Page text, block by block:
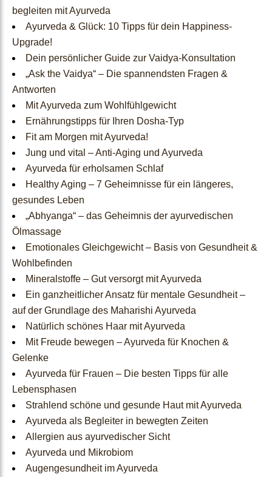
Us
About Us
Unsere Reise
Qualität
Ökologisches
Verständnis
Dosha-Test
Lifestyle
Was Ist Ayurveda
Ayurvedische
Nahrungsergänzungen
begleiten mit Ayurveda
Ayurveda & Glück: 10 Tipps für dein Happiness-
Upgrade!
Dein persönlicher Guide zur Vaidya-Konsultation
„Ask the Vaidya“ – Die spannendsten Fragen &
Antworten
Mit Ayurveda zum Wohlfühlgewicht
Ernährungstipps für Ihren Dosha-Typ
Fit am Morgen mit Ayurveda!
Jung und vital – Anti-Aging und Ayurveda
Ayurveda für erholsamen Schlaf
Healthy Aging – 7 Geheimnisse für ein längeres,
gesundes Leben
„Abhyanga“ – das Geheimnis der ayurvedischen
Ölmassage
Emotionales Gleichgewicht – Basis von Gesundheit &
Wohlbefinden
Mineralstoffe – Gut versorgt mit Ayurveda
Ein ganzheitlicher Ansatz für mentale Gesundheit –
auf der Grundlage des Maharishi Ayurveda
Natürlich schönes Haar mit Ayurveda
Mit Freude bewegen – Ayurveda für Knochen &
Gelenke
Ayurveda für Frauen – Die besten Tipps für alle
Lebensphasen
Strahlend schöne und gesunde Haut mit Ayurveda
Ayurveda als Begleiter in bewegten Zeiten
Allergien aus ayurvedischer Sicht
Ayurveda und Mikrobiom
Augengesundheit im Ayurveda